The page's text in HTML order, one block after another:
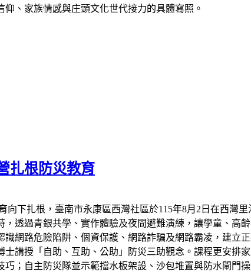
、家族情感與庄頭文化世代接力的具體寫照。
扎根防災教育
向下扎根，臺南市永康區西灣社區於115年8月2日在西灣
透過青銀共學、實作體驗及夜間避難演練，讓學童、高
網路危險陷阱、個資保護、網路詐騙及網路霸凌，建立
講授「自助、互助、公助」防災三助觀念。課程更安排
；自主防災隊並示範擋水板架設、沙包堆置與防水閘門